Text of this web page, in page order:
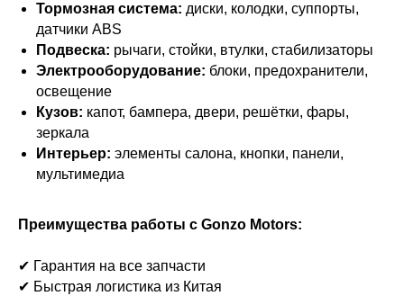
Тормозная система: диски, колодки, суппорты,
датчики ABS
Подвеска: рычаги, стойки, втулки, стабилизаторы
Электрооборудование: блоки, предохранители,
освещение
Кузов: капот, бампера, двери, решётки, фары,
зеркала
Интерьер: элементы салона, кнопки, панели,
мультимедиа
Преимущества работы с Gonzo Motors:
✔ Гарантия на все запчасти
✔ Быстрая логистика из Китая